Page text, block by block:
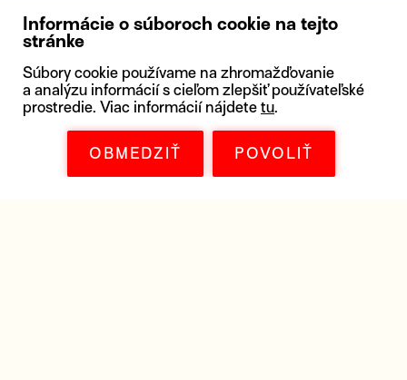
Informácie o súboroch cookie na tejto
stránke
Súbory cookie používame na zhromažďovanie
a analýzu informácií s cieľom zlepšiť používateľské
prostredie. Viac informácií nájdete tu.
OBMEDZIŤ POVOLIŤ